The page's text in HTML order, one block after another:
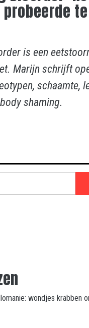
is een
Marijn schrijft
schaamte,
shaming.
wondjes krabben